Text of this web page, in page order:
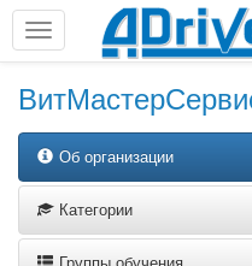
Об организации
Категории